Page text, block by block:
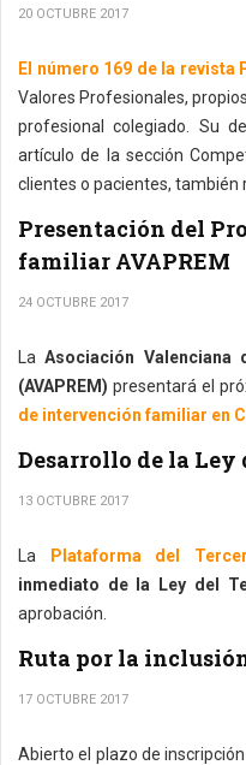
20 OCTUBRE 2017
El número 169 de la revista
Valores Profesionales,
profesional colegiado. Su
artículo de la sección
clientes o pacientes, también
Presentación del
familiar AVAPREM
24 OCTUBRE 2017
LaAsociación
(AVAPREM) presentará el
de intervención familiar en
Desarrollo de la Ley
13 OCTUBRE 2017
La Plataforma del
inmediato de la Ley del
aprobación.
Ruta por la
17 OCTUBRE 2017
Abierto el plazo de